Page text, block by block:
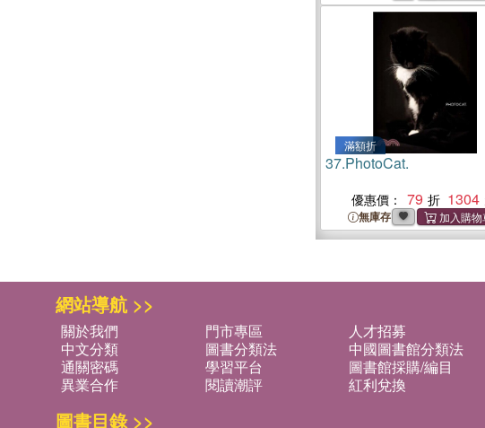
滿額折
37.PhotoCat.
優惠價： 79 1304
無庫存
網站導航 >>
關於我們 門市專區 人才招募
中文分類
圖書分類法 中國圖書館分類法
通關密碼
學習平台 圖書館採購/編目
異業合作
閱讀潮評 紅利兌換
圖書目錄 >>